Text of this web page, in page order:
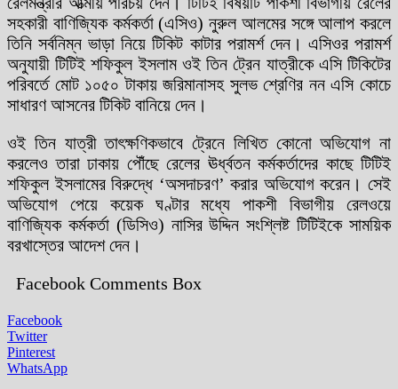
সহকারী বাণিজ্যিক কর্মকর্তা (এসিও) নুরুল আলমের সঙ্গে আলাপ করলে
তিনি সর্বনিম্ন ভাড়া নিয়ে টিকিট কাটার পরামর্শ দেন। এসিওর পরামর্শ
অনুযায়ী টিটিই শফিকুল ইসলাম ওই তিন ট্রেন যাত্রীকে এসি টিকিটের
পরিবর্তে মোট ১০৫০ টাকায় জরিমানাসহ সুলভ শ্রেণির নন এসি কোচে
সাধারণ আসনের টিকিট বানিয়ে দেন।
ওই তিন যাত্রী তাৎক্ষণিকভাবে ট্রেনে লিখিত কোনো অভিযোগ না
করলেও তারা ঢাকায় পৌঁছে রেলের ঊর্ধ্বতন কর্মকর্তাদের কাছে টিটিই
শফিকুল ইসলামের বিরুদ্ধে ‘অসদাচরণ’ করার অভিযোগ করেন। সেই
অভিযোগ পেয়ে কয়েক ঘণ্টার মধ্যে পাকশী বিভাগীয় রেলওয়ে
বাণিজ্যিক কর্মকর্তা (ডিসিও) নাসির উদ্দিন সংশ্লিষ্ট টিটিইকে সাময়িক
বরখাস্তের আদেশ দেন।
Facebook Comments Box
Facebook
Twitter
Pinterest
WhatsApp